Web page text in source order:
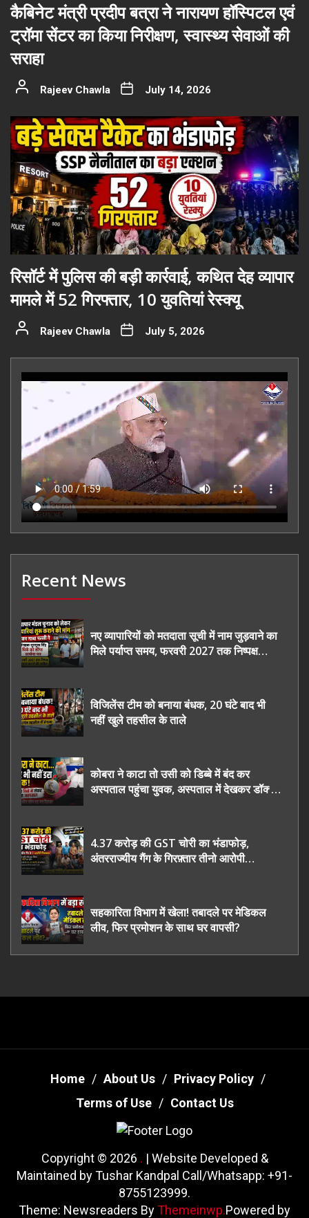
कैबिनेट मंत्री प्रदीप बत्रा ने नारायण हॉस्पिटल एवं
ट्रॉमा सेंटर का किया निरीक्षण, स्वास्थ्य सेवाओं की
सराहा
Rajeev Chawla July 14, 2026
रिसॉर्ट में पुलिस की बड़ी कार्रवाई, कथित देह व्यापार
मामले में 52 गिरफ्तार, 10 युवतियां रेस्क्यू
Rajeev Chawla July 5, 2026
Recent News
नए व्यापारियों को मतदाता सूची में नाम जुड़वाने का
मिले पर्याप्त समय, फरवरी 2027 तक निष्पक्ष
विजिलेंस टीम को बनाया बंधक, 20 घंटे बाद भी
नहीं खुले तहसील के ताले
कोबरा ने काटा तो उसी को डिब्बे में बंद कर
अस्पताल पहुंचा युवक, अस्पताल में देखकर डॉक्टर
4.37 करोड़ की GST चोरी का भंडाफोड़,
अंतरराज्यीय गैंग के गिरफ़्तार तीनो आरोपी
सहकारिता विभाग में खेला! तबादले पर मेडिकल
लीव, फिर प्रमोशन के साथ घर वापसी?
Home About Us
Privacy Policy
Terms of Use
Contact Us
Copyright © 2026 . | Website Developed &
Maintained by Tushar Kandpal Call/Whatsapp: +91-
8755123999.
Theme: Newsreaders By Themeinwp.Powered by